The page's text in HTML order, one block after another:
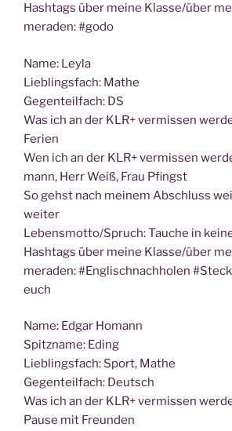
Hash­tags über mei­ne Klasse/über
me­ra­den: #godo
Name: Ley­la
Lieb­lings­fach: Mathe
Gegen­teil­fach: DS
Was ich an der KLR+ ver­mis­sen
Ferien
Wen ich an der KLR+ ver­mis­sen
mann, Herr Weiß, Frau Pfingst
So gehst nach mei­nem Abschluss
weiter
Lebensmotto/Spruch: Tau­che in
Hash­tags über mei­ne Klasse/über
me­ra­den: #Eng­lisch­nach­ho­len
euch
Name: Edgar Homann
Spitz­na­me: Eding
Lieb­lings­fach: Sport, Mathe
Gegen­teil­fach: Deutsch
Was ich an der KLR+ ver­mis­sen
Pau­se mit Freunden